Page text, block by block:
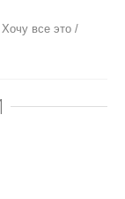
все это /